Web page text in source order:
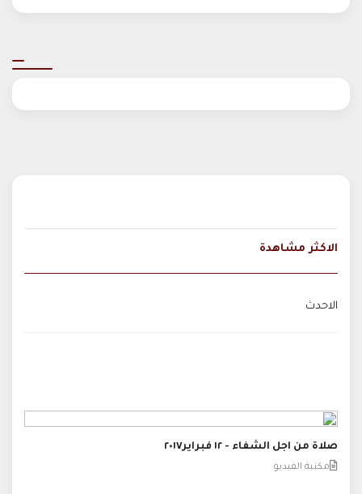
الاكثر مشاهدة
الاحدث
صلاة من اجل الشفاء - ١٢ فبراير٢٠١٧
مكتبة الفيديو